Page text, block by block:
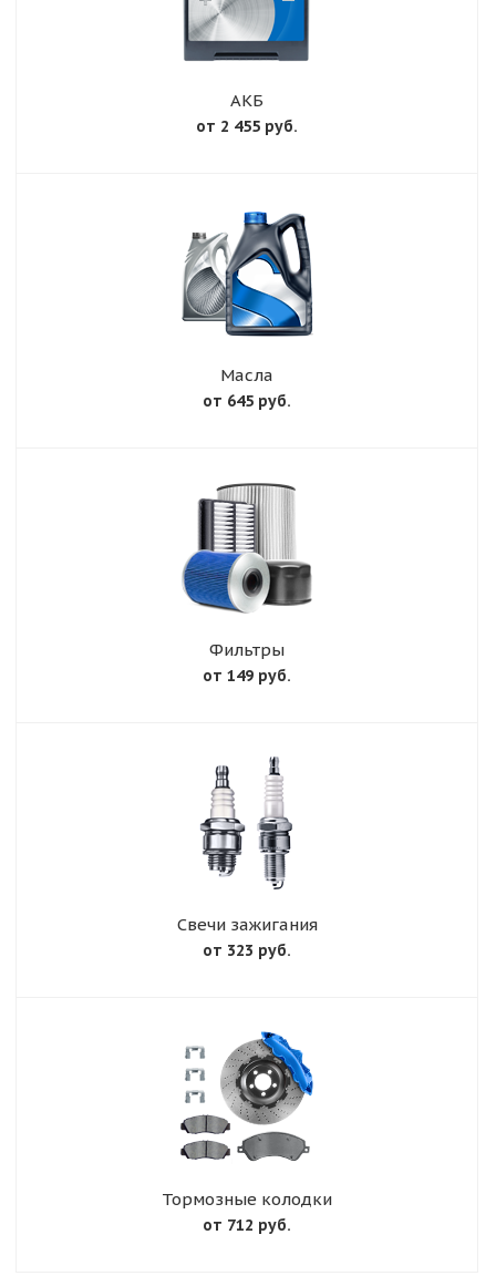
АКБ
от 2 455 руб.
Масла
от 645 руб.
Фильтры
от 149 руб.
Свечи зажигания
от 323 руб.
Тормозные колодки
от 712 руб.